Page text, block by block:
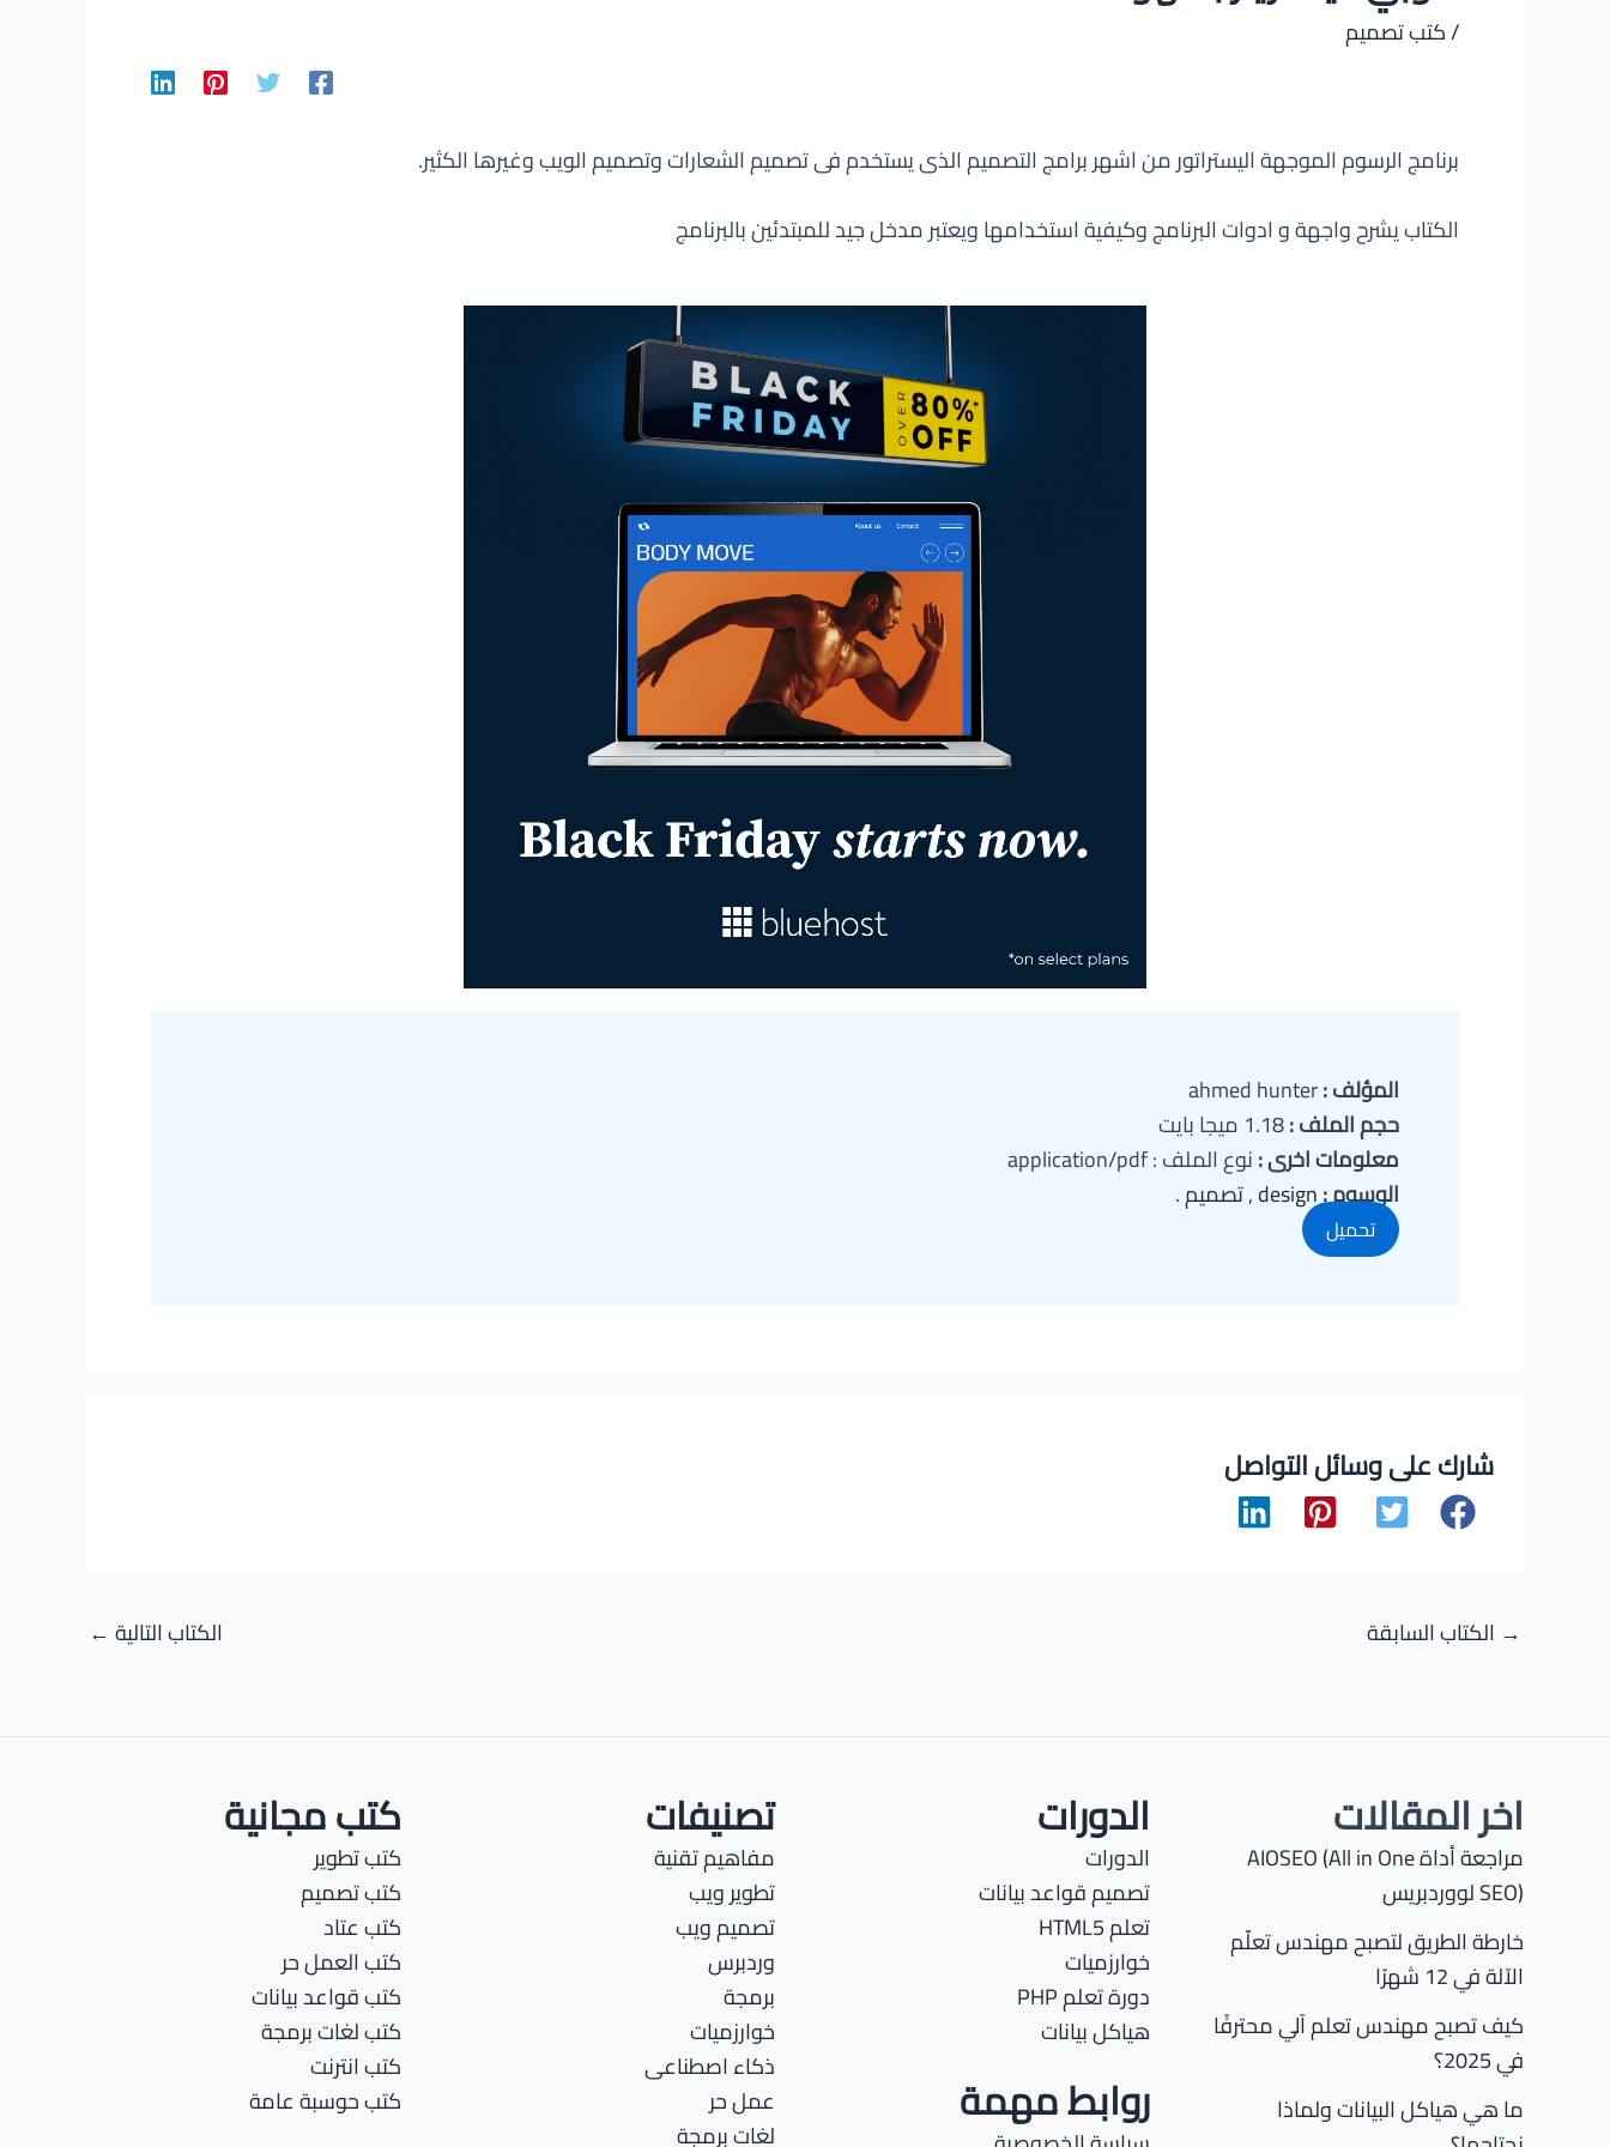
/كتب تصميم
برنامج الرسوم الموجهة اليستراتور من اشهر برامج التصميم الذى يستخدم فى تصميم الشعارات وتصميم الويب وغيرها الكثير.
الكتاب يشرح واجهة و ادوات البرنامج وكيفية استخدامها ويعتبر مدخل جيد للمبتدئين بالبرنامج
المؤلف :
حجم الملف :
معلومات اخرى :نوع الملف : application/pdf
الوسوم :design
,تصميم.
تحميل
شارك على وسائل التواصل
Post
→ الكتاب السابقة الكتاب التالية ←
اخر المقالات
مراجعة أداة AIOSEO (All in One
SEO) لووردبريس
خارطة الطريق لتصبح مهندس تعلّم
الآلة في 12 شهرًا
كيف تصبح مهندس تعلم آلي محترفًا
في 2025؟
ما هي هياكل البيانات ولماذا
الدورات
الدورات
تصميم قواعد بيانات
تعلم HTML5
خوارزميات
دورة تعلم PHP
هياكل بيانات
روابط مهمة
تصنيفات
مفاهيم تقنية
تطوير ويب
تصميم ويب
وردبرس
برمجة
خوارزميات
ذكاء اصطناعى
عمل حر
لغات برمجة
كتب مجانية
كتب تطوير
كتب تصميم
كتب عتاد
كتب العمل حر
كتب قواعد بيانات
كتب لغات برمجة
كتب انترنت
كتب حوسبة عامة